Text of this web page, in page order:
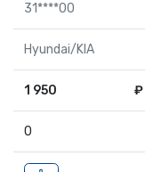
31****00
Hyundai/KIA
1 950 ₽
0